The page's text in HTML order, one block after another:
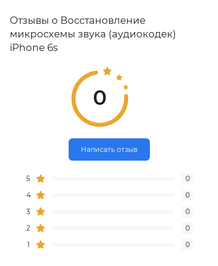
Отзывы о Восстановление
микросхемы звука (аудиокодек)
iPhone 6s
0
Написать отзыв
5
0
4
0
3
0
2
0
1
0